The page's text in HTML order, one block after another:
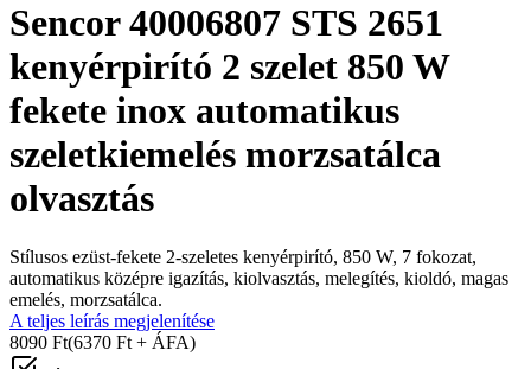
Sencor 40006807 STS 2651
kenyérpirító 2 szelet 850 W
fekete inox automatikus
szeletkiemelés morzsatálca
olvasztás
Stílusos ezüst-fekete 2-szeletes kenyérpirító, 850 W, 7 fokozat,
automatikus középre igazítás, kiolvasztás, melegítés, kioldó, magas
emelés, morzsatálca.
A teljes leírás megjelenítése
8090 Ft(6370 Ft + ÁFA)